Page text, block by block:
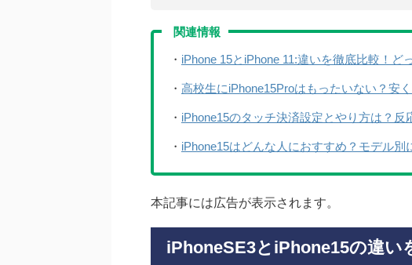
関連情報
・ iPhone 15とiPhone 11:違いを徹底比較！ど
・ 高校生にiPhone15Proはもったいない？安
・ iPhone15のタッチ決済設定とやり方は？反
・ iPhone15はどんな人におすすめ？モデル別
本記事には広告が表示されます。
iPhoneSE3とiPhone15の違い